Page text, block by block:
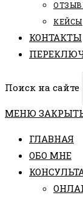
КЕЙСЫ
КОНТАКТЫ
Поиск на сайте
МЕНЮ
ГЛАВНАЯ
ОБО МНЕ